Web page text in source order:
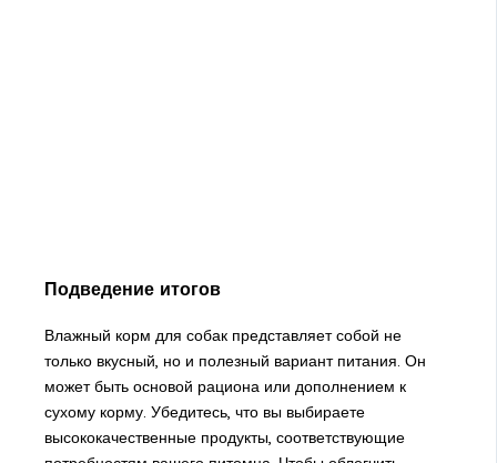
Подведение итогов
Влажный корм для собак представляет собой не
только вкусный, но и полезный вариант питания. Он
может быть основой рациона или дополнением к
сухому корму. Убедитесь, что вы выбираете
высококачественные продукты, соответствующие